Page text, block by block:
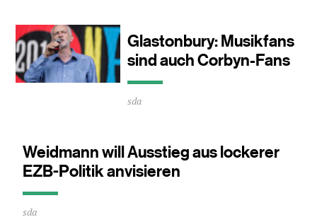
0
Minuten
Glastonbury: Musikfans
sind auch Corbyn-Fans
Durchschnittliche
Lesezeit
Minuten
sda
Weidmann will Ausstieg aus lockerer
EZB-Politik anvisieren
Durchschnittliche
Lesezeit
sda